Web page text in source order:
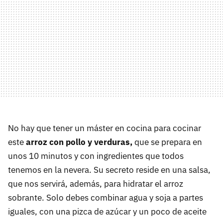
No hay que tener un máster en cocina para cocinar
estearroz con pollo y verduras,que se prepara en
unos 10 minutos y con ingredientes que todos
tenemos en la nevera. Su secreto reside en una salsa,
que nos servirá, además, para hidratar el arroz
sobrante. Solo debes combinar agua y soja a partes
iguales, con una pizca de azúcar y un poco de aceite